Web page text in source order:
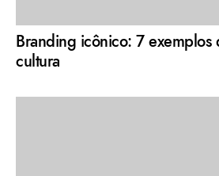
Branding icônico: 7 exemplos
cultura